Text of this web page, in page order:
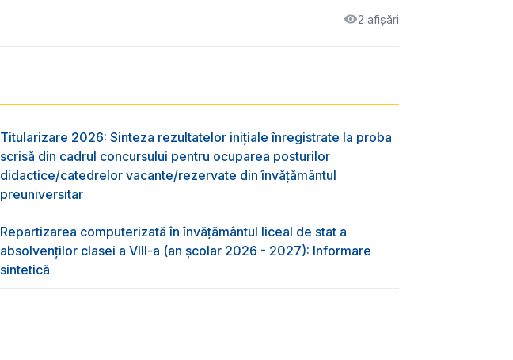
2 afișări
Titularizare 2026: Sinteza rezultatelor inițiale înregistrate la proba
scrisă din cadrul concursului pentru ocuparea posturilor
didactice/catedrelor vacante/rezervate din învăţământul
preuniversitar
Repartizarea computerizată în învăţământul liceal de stat a
absolvenţilor clasei a VIII-a (an școlar 2026 - 2027): Informare
sintetică